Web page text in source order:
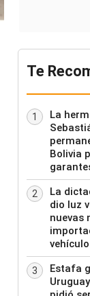
Te
1
La
Bolivia
2
La
dio luz
nuevas
3
Estafa